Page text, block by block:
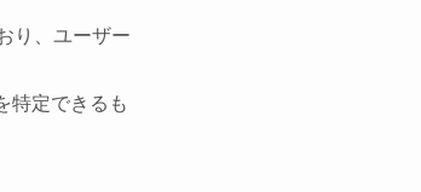
り、ユーザー
特定できるも